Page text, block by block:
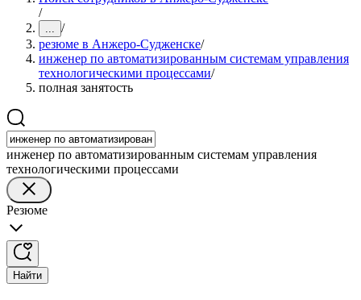
/
... /
резюме в Анжеро-Судженске/
инженер по автоматизированным системам управления
технологическими процессами/
полная занятость
инженер по автоматизированным системам управления
технологическими процессами
Резюме
Найти